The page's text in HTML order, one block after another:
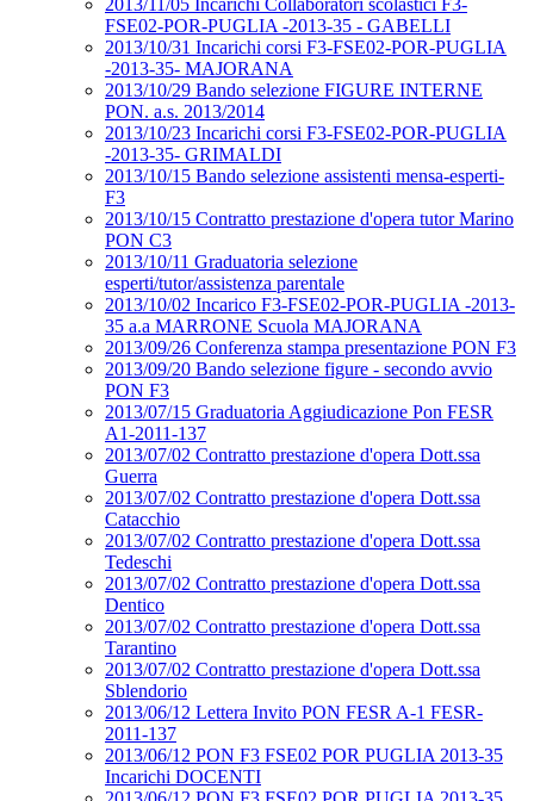
2013/11/05 Incarichi Collaboratori scolastici F3-
FSE02-POR-PUGLIA -2013-35 - GABELLI
2013/10/31 Incarichi corsi F3-FSE02-POR-PUGLIA
-2013-35- MAJORANA
2013/10/29 Bando selezione FIGURE INTERNE
PON. a.s. 2013/2014
2013/10/23 Incarichi corsi F3-FSE02-POR-PUGLIA
-2013-35- GRIMALDI
2013/10/15 Bando selezione assistenti mensa-esperti-
F3
2013/10/15 Contratto prestazione d'opera tutor Marino
PON C3
2013/10/11 Graduatoria selezione
esperti/tutor/assistenza parentale
2013/10/02 Incarico F3-FSE02-POR-PUGLIA -2013-
35 a.a MARRONE Scuola MAJORANA
2013/09/26 Conferenza stampa presentazione PON F3
2013/09/20 Bando selezione figure - secondo avvio
PON F3
2013/07/15 Graduatoria Aggiudicazione Pon FESR
A1-2011-137
2013/07/02 Contratto prestazione d'opera Dott.ssa
Guerra
2013/07/02 Contratto prestazione d'opera Dott.ssa
Catacchio
2013/07/02 Contratto prestazione d'opera Dott.ssa
Tedeschi
2013/07/02 Contratto prestazione d'opera Dott.ssa
Dentico
2013/07/02 Contratto prestazione d'opera Dott.ssa
Tarantino
2013/07/02 Contratto prestazione d'opera Dott.ssa
Sblendorio
2013/06/12 Lettera Invito PON FESR A-1 FESR-
2011-137
2013/06/12 PON F3 FSE02 POR PUGLIA 2013-35
Incarichi DOCENTI